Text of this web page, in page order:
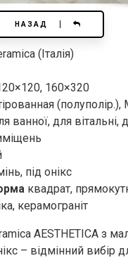
НАЗАД
(Італія)
160×320
(полуполір.),
ванної, для вітальні,
під онікс
квадрат,
керамограніт
AESTHETICA з
– відмінний вибір